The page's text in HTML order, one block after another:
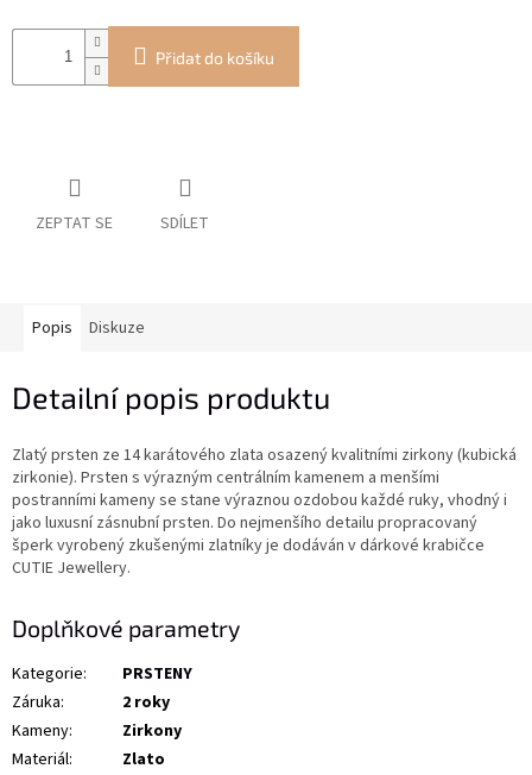
Přidat do košíku
ZEPTAT SE SDÍLET
Popis Diskuze
Detailní popis produktu
Zlatý prsten ze 14 karátového zlata osazený kvalitními zirkony (kubická
zirkonie). Prsten s výrazným centrálním kamenem a menšími
postranními kameny se stane výraznou ozdobou každé ruky, vhodný i
jako luxusní zásnubní prsten. Do nejmenšího detailu propracovaný
šperk vyrobený zkušenými zlatníky je dodáván v dárkové krabičce
CUTIE Jewellery.
Doplňkové parametry
Kategorie:
PRSTENY
Záruka:
2 roky
Kameny:
Zirkony
Materiál:
Zlato